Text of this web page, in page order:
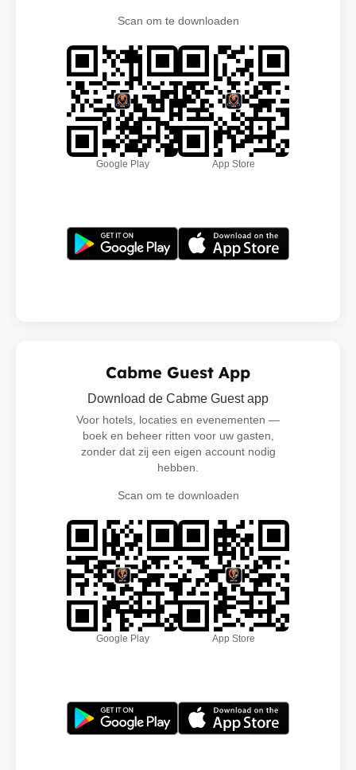
Scan om te downloaden
Google Play App Store
Cabme Guest App
Download de Cabme Guest app
Voor hotels, locaties en evenementen —
boek en beheer ritten voor uw gasten,
zonder dat zij een eigen account nodig
hebben.
Scan om te downloaden
Google Play App Store